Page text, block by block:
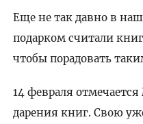
Еще не так давно в
подарком считали
чтобы порадовать
14 февраля
дарения книг. Свою